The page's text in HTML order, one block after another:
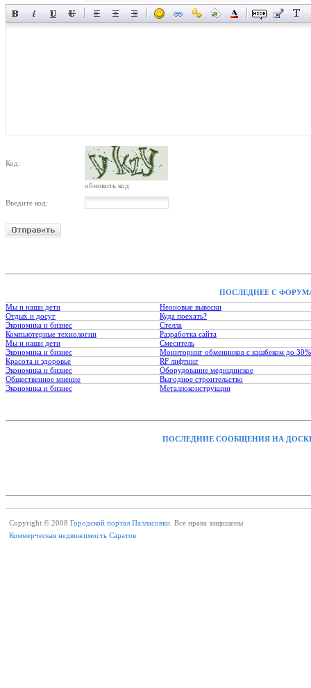
Код:
обновить код
Введите код:
ПОСЛЕДНЕЕ С
Мы и наши дети
Неоновые вывески
Отдых и досуг
Куда поехать?
Экономика и бизнес
Стелла
Компьютерные технологии
Разработка сайта
Мы и наши дети
Смеситель
Экономика и бизнес
Мониторинг обменников с кэшбеком до 30%
Красота и здоровье
RF лифтинг
Экономика и бизнес
Оборудование медицинское
Общественное мнение
Выгодное строительство
Экономика и бизнес
Металлоконструкции
ПОСЛЕДНИЕ СООБЩЕНИЯ НА
Copyright © 2008 Городской портал Палласовки. Все права защищены
Коммерческая недвижимость Саратов